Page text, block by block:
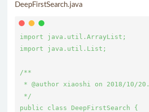
DeepFirstSearch.java
import java.util.ArrayList;
import java.util.List;
/**
* @author xiaoshi on 2018/10/20.
*/
public class DeepFirstSearch {